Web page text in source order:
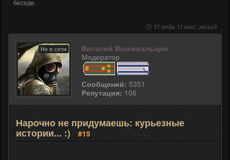
беседе.
11 года 11 мес. назад
Не в сети
Виталий Выживальщик
Модератор
Сообщений: 5351
Репутация: 106
Нарочно не придумаешь: курьезные
истории... :) #15